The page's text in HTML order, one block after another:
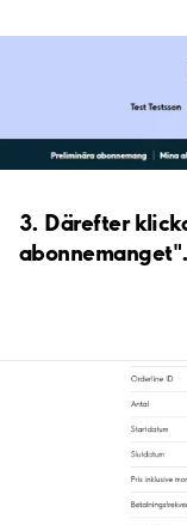
3. Därefter
abonnemanget".